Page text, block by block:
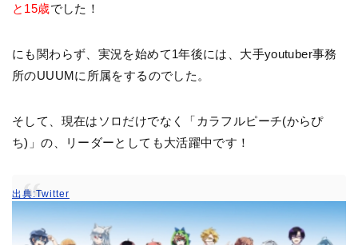
と15歳でした！
にも関わらず、実況を始めて1年後には、大手youtuber事務
所のUUUMに所属をするのでした。
そして、現在はソロだけでなく「カラフルピーチ(からぴ
ち)」の、リーダーとしても大活躍中です！
出典:Twitter